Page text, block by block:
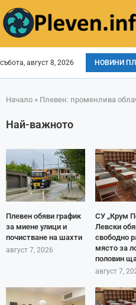
събота, август 8, 2026 НОВИНИ
Начало » Плевен: променлива
Най-важното
Плевен обяви график
за миене улици и
почистване на шахти
август 7, 2026
СУ „Крум
Левски
свободно
място за
половин
август 7,